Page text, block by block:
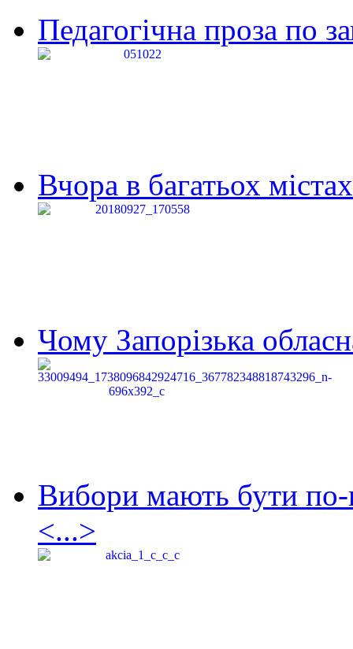
Педагогічна проза по
Вчора в багатьох
Чому Запорізька
Вибори мають бути по-
<...>